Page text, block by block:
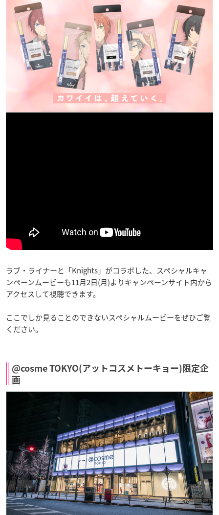
ラブ・ライナーと「Knights」がコラボした、スペシャルキャ
ンペーンムービーも11月2日(月)よりキャンペーンサイト内から
アクセスして視聴できます。
ここでしか見ることのできないスペシャルムービーをぜひご覧
ください。
@cosme TOKYO(アットコスメトーキョー)限定企
画